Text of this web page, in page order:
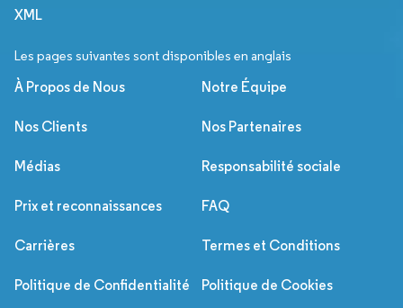
XML
Les pages suivantes sont disponibles en anglais
À Propos de Nous Notre Équipe
Nos Clients Nos Partenaires
Médias Responsabilité sociale
Prix et reconnaissances FAQ
Carrières Termes et Conditions
Politique de Confidentialité Politique de Cookies